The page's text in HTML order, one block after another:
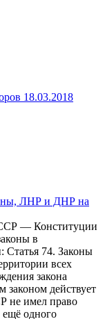
18.03.2018
ЛНР и ДНР на
— Конституции
в
Статья 74. Законы
всех
закона
действует
не имел право
одного